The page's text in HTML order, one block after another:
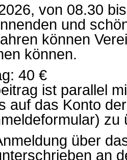
von 08.30
und
können
können.
40 €
ist parallel
auf das Konto
zu
über
an